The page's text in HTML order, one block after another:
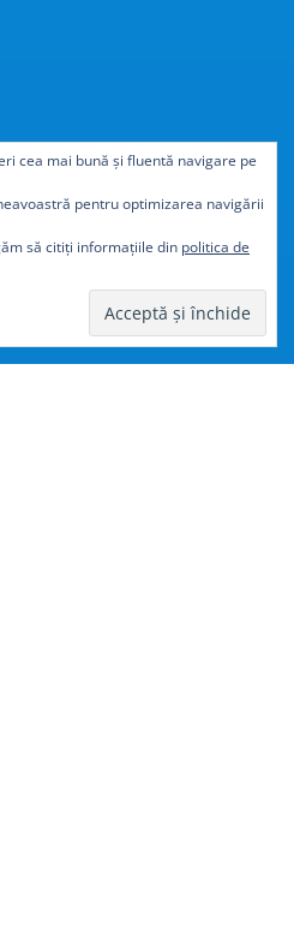
ușordecât
cea mai bună și fluentă navigare pe
pentru optimizarea navigării
să citiți informațiile din politica de